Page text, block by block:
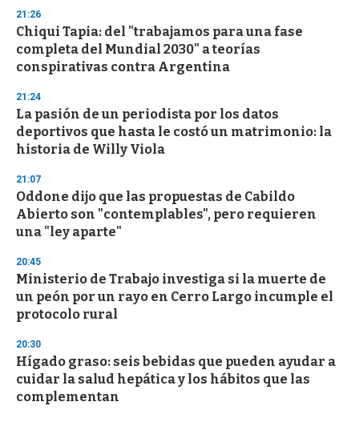
21:26
Chiqui Tapia: del "trabajamos para una fase
completa del Mundial 2030" a teorías
conspirativas contra Argentina
21:24
La pasión de un periodista por los datos
deportivos que hasta le costó un matrimonio: la
historia de Willy Viola
21:07
Oddone dijo que las propuestas de Cabildo
Abierto son "contemplables", pero requieren
una "ley aparte"
20:45
Ministerio de Trabajo investiga si la muerte de
un peón por un rayo en Cerro Largo incumple el
protocolo rural
20:30
Hígado graso: seis bebidas que pueden ayudar a
cuidar la salud hepática y los hábitos que las
complementan